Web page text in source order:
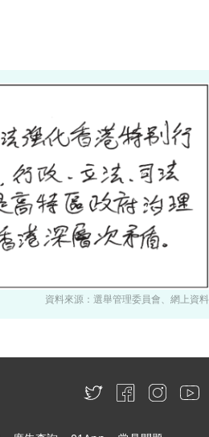
資料來源：選舉管理委員會、網上資料